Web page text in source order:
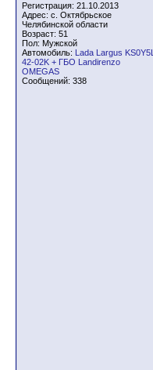
Регистрация: 21.10.2013
Адрес: с. Октябрьское
Челябинской области
Возраст: 51
Пол: Мужской
Автомобиль: Lada Largus KS0Y5L
42-02K + ГБО Landirenzo
OMEGAS
Сообщений: 338